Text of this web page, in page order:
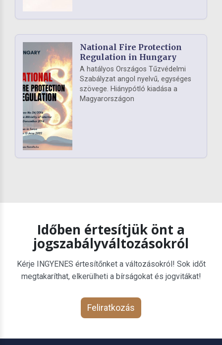
National Fire Protection
Regulation in Hungary
A hatályos Országos Tűzvédelmi
Szabályzat angol nyelvű, egységes
szövege. Hiánypótló kiadása a
Magyarországon
Időben értesítjük önt a
jogszabályváltozásokról
Kérje INGYENES értesítőnket a változásokról! Sok időt
megtakaríthat, elkerülheti a bírságokat és jogvitákat!
Feliratkozás